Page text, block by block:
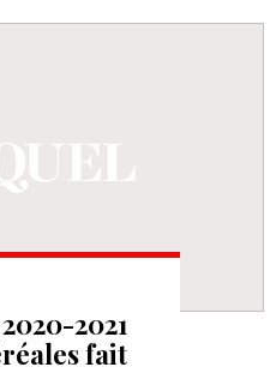
2021
fait